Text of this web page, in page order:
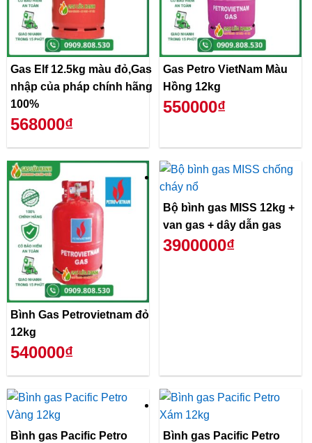
Gas Elf 12.5kg màu đỏ,Gas
nhập của pháp chính hãng
100%
568000₫
Gas Petro VietNam Màu
Hồng 12kg
550000₫
Bình Gas Petrovietnam đỏ
12kg
540000₫
Bộ bình gas MISS 12kg +
van gas + dây dẫn gas
3900000₫
Bình gas Pacific Petro
Bình gas Pacific Petro